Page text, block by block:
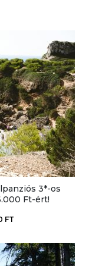
3*-os
Ft-ért!
FT